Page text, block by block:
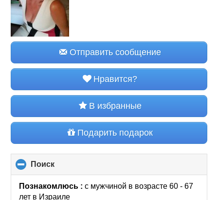
Отправить сообщение
Нравится?
В избранные
Подарить подарок
Поиск
to
collapse
contents
Познакомлюсь :с мужчиной в возрасте 60 - 67
лет в Израиле